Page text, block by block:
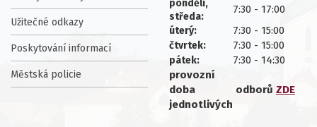
Užitečné odkazy
Poskytování informací
Městská policie
pondělí,
středa:
7:30 - 17:00
úterý: 7:30 - 15:00
čtvrtek: 7:30 - 15:00
pátek:
7:30 - 14:30
provozní
doba
jednotlivých
odborů ZDE